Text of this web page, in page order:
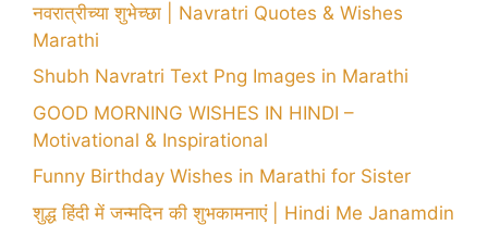
नवरात्रीच्या शुभेच्छा | Navratri Quotes & Wishes
Marathi
Shubh Navratri Text Png Images in Marathi
GOOD MORNING WISHES IN HINDI –
Motivational & Inspirational
Funny Birthday Wishes in Marathi for Sister
शुद्ध हिंदी में जन्मदिन की शुभकामनाएं | Hindi Me Janamdin